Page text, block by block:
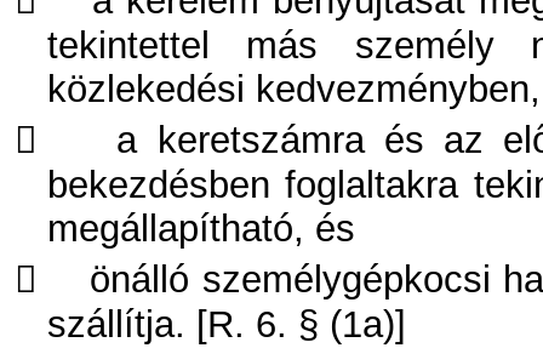
tekintettel más személy
közlekedési

a keretszámra és az
bekezdésben foglaltakra
megállapítható, és

önálló személygépkocsi
szállítja. [R. 6. § (1a)]